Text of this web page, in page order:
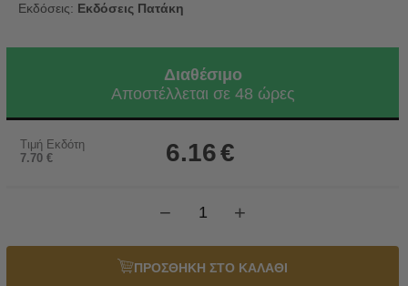
Εκδόσεις: Εκδόσεις Πατάκη
Διαθέσιμο
Αποστέλλεται σε 48 ώρες
Τιμή Εκδότη
7.70 € 6.16€
+
−
ΠΡΟΣΘΗΚΗ ΣΤΟ ΚΑΛΑΘΙ